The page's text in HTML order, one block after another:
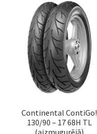
Continental ContiGo!
130/90 – 17 68H TL
(aizmugurējā)